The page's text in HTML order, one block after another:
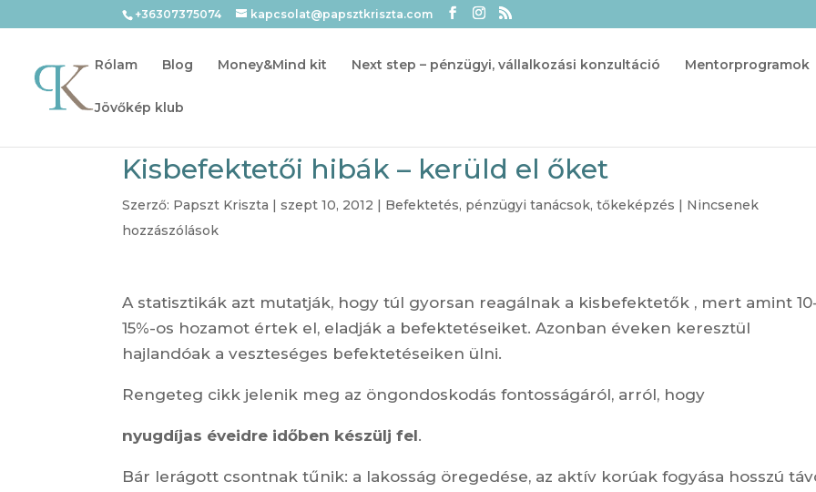
+36307375074 kapcsolat@papsztkriszta.com
Rólam Blog Money&Mind kit Next step – pénzügyi, vállalkozási konzultáció Mentorprogramok
Jövőkép klub
Kisbefektetői hibák – kerüld el őket
Szerző: Papszt Kriszta |szept 10, 2012 | Befektetés, pénzügyi tanácsok,tőkeképzés | Nincsenek
hozzászólások
A statisztikák azt mutatják, hogy túl gyorsan reagálnak a kisbefektetők , mert amint
15%-os hozamot értek el, eladják a befektetéseiket. Azonban éveken keresztül
hajlandóak a veszteséges befektetéseiken ülni.
Rengeteg cikk jelenik meg az öngondoskodás fontosságáról, arról, hogy
nyugdíjas éveidre időben készülj fel.
Bár lerágott csontnak tűnik: a lakosság öregedése, az aktív korúak fogyása hosszú